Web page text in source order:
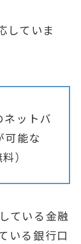
していま
ットバ
可能な
）
ている金融
いる銀行口